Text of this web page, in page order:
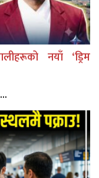
नयाँ ‘ड्रिम